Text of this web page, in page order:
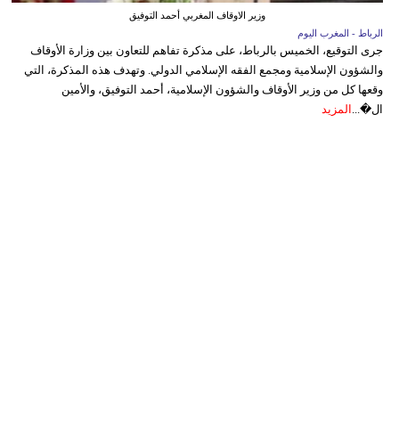
وزير الاوقاف المغربي أحمد التوفيق
الرباط - المغرب اليوم
جرى التوقيع، الخميس بالرباط، على مذكرة تفاهم للتعاون بين وزارة الأوقاف
والشؤون الإسلامية ومجمع الفقه الإسلامي الدولي. وتهدف هذه المذكرة، التي
وقعها كل من وزير الأوقاف والشؤون الإسلامية، أحمد التوفيق، والأمين
ال�... المزيد